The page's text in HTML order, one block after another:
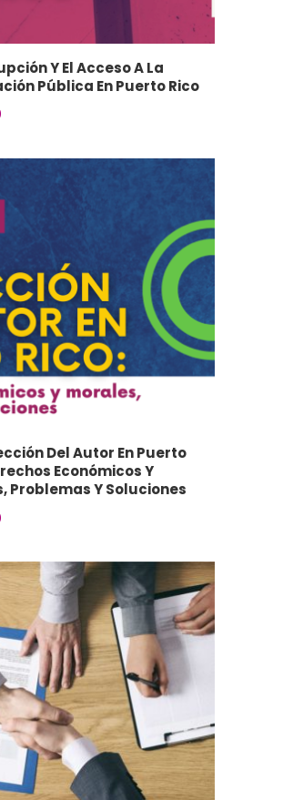
Y El Acceso A La
Pública En Puerto Rico
Del Autor En Puerto
Económicos Y
Problemas Y Soluciones